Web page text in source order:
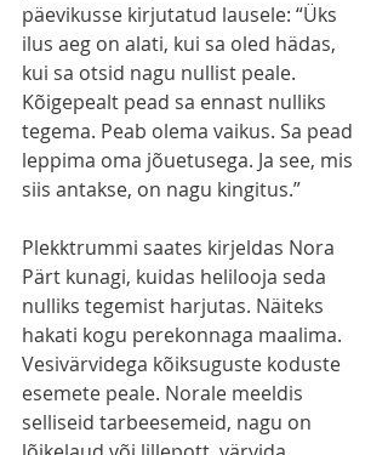
päevikusse kirjutatud lausele: “Üks
ilus aeg on alati, kui sa oled hädas,
kui sa otsid nagu nullist peale.
Kõigepealt pead sa ennast nulliks
tegema. Peab olema vaikus. Sa pead
leppima oma jõuetusega. Ja see, mis
siis antakse, on nagu kingitus.”
Plekktrummi saates kirjeldas Nora
Pärt kunagi, kuidas helilooja seda
nulliks tegemist harjutas. Näiteks
hakati kogu perekonnaga maalima.
Vesivärvidega kõiksuguste koduste
esemete peale. Norale meeldis
selliseid tarbeesemeid, nagu on